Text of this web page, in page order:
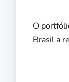
O
Brasil a